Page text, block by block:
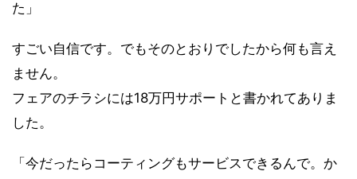
た」
すごい自信です。でもそのとおりでしたから何も言え
ません。
フェアのチラシには18万円サポートと書かれてありま
した。
「今だったらコーティングもサービスできるんで。か